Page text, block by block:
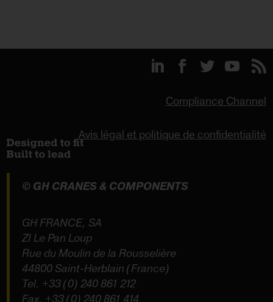
Compliance Channel
Avis légal et politique de confidentialité
© GH CRANES & COMPONENTS
GH FRANCE, SA
ZI Le Pan Loup
Rue du Moulin de la Rousselière
44800 Saint-Herblain (France)
Tel. +33 (0) 240 861 212